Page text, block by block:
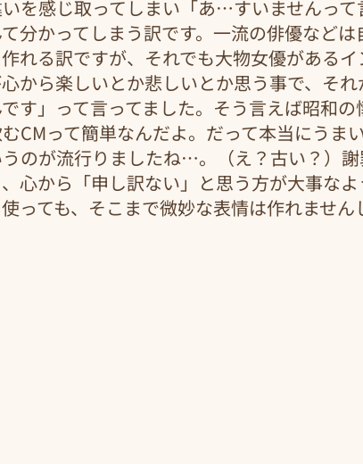
を感じ取ってしまい「あ…すいませんって
分かってしまう訳です。一流の俳優などは
れる訳ですが、それでも大物女優がある
から楽しいとか悲しいとか思う事で、そ
す」って言ってました。そう言えば昭和の
CMって簡単なんだよ。だって本当にうま
のが流行りましたね…。（え？古い？）
心から「申し訳ない」と思う方が大事な
っても、そこまで微妙な表情は作れません